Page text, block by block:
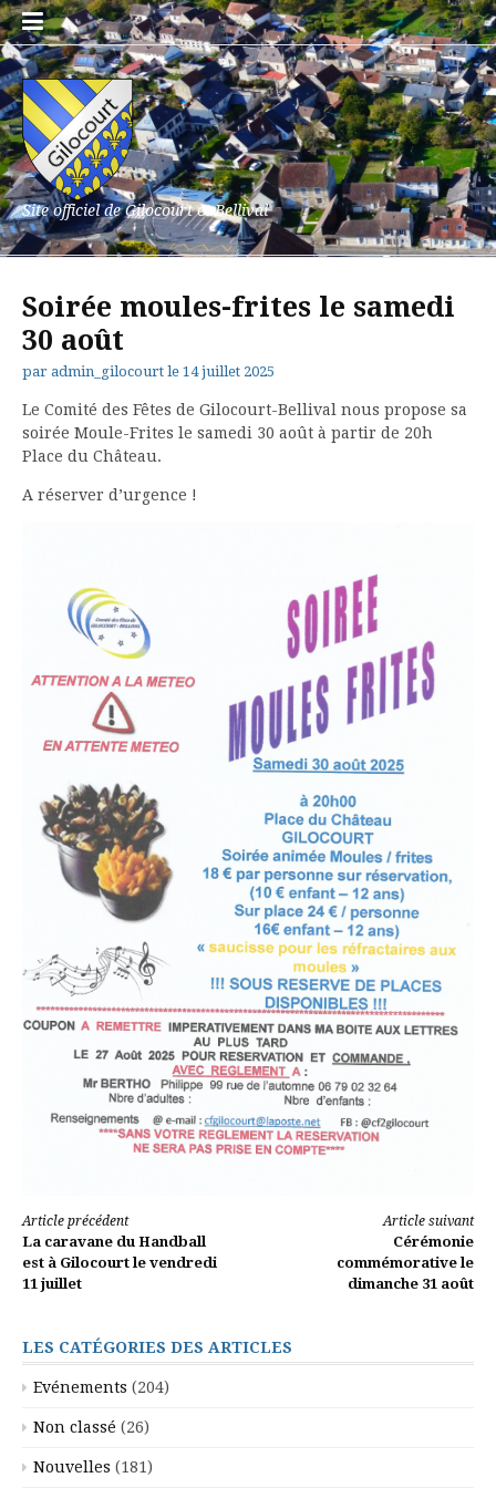
Aller
au
contenu
Site officiel de Gilocourt et Bellival
Soirée moules-frites le samedi
30 août
par admin_gilocourt le 14 juillet 2025
Le Comité des Fêtes de Gilocourt-Bellival nous propose sa
soirée Moule-Frites le samedi 30 août à partir de 20h
Place du Château.
A réserver d’urgence !
Lire
la
Article précédent
La caravane du Handball
est à Gilocourt le vendredi
11 juillet
Article suivant
Cérémonie
commémorative le
dimanche 31 août
LES CATÉGORIES DES ARTICLES
Evénements (204)
Non classé (26)
Nouvelles (181)